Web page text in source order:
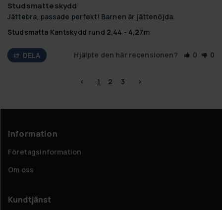
Studsmatteskydd
Jättebra, passade perfekt! Barnen är jättenöjda.
Studsmatta Kantskydd rund 2,44 - 4,27m
DELA Hjälpte den här recensionen? 0 0
< 1 2 3 >
Information
Företagsinformation
Om oss
Kundtjänst